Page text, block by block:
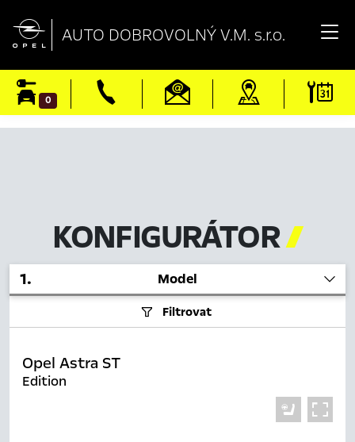
 AUTO DOBROVOLNÝ V.M. s.r.o.
0
KONFIGURÁTOR
1. Model
Filtrovat
Opel Astra ST
Edition